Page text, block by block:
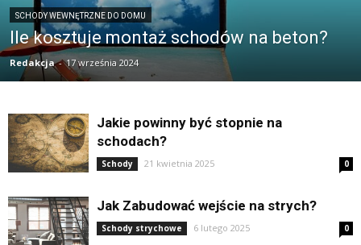
SCHODY WEWNĘTRZNE DO DOMU
Ile kosztuje montaż schodów na beton?
Redakcja - 17 września 2024
Jakie powinny być stopnie na
schodach?
Schody 21 kwietnia 2025 0
Jak Zabudować wejście na strych?
Schody strychowe 6 lutego 2025 0